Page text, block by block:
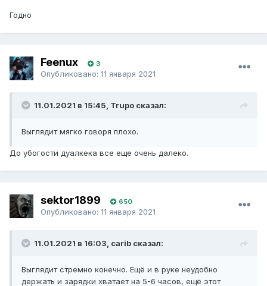
Годно
Feenux 3
Опубликовано: 11 января 2021
11.01.2021 в 15:45, Trupo сказал:
Выглядит мягко говоря плохо.
До убогости дуалкека все еще очень далеко.
sektor1899 650
Опубликовано: 11 января 2021
11.01.2021 в 16:03, carib сказал:
Выглядит стремно конечно. Ещё и в руке неудобно
держать и зарядки хватает на 5-6 часов, ещё этот